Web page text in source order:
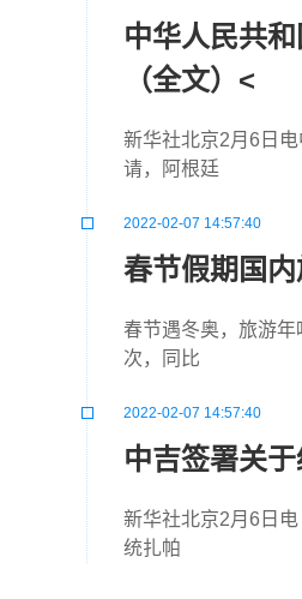
中华人民共
（全文）<
新华社北京2月6日
请，阿根廷
2022-02-07 14:57:40
春节假期国
春节遇冬奥，旅游
次，同比
2022-02-07 14:57:40
中吉签署关
新华社北京2月6日
统扎帕